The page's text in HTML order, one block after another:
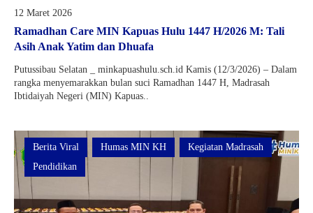
12 Maret 2026
Ramadhan Care MIN Kapuas Hulu 1447 H/2026 M: Tali
Asih Anak Yatim dan Dhuafa
Putussibau Selatan _ minkapuashulu.sch.id Kamis (12/3/2026) – Dalam
rangka menyemarakkan bulan suci Ramadhan 1447 H, Madrasah
Ibtidaiyah Negeri (MIN) Kapuas..
Berita Viral Humas MIN KH
Kegiatan Madrasah
Pendidikan